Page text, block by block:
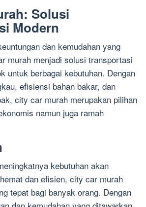
Solusi
Modern
dan kemudahan yang
murah menjadi solusi transportasi
untuk berbagai kebutuhan. Dengan
efisiensi bahan bakar, dan
city car murah merupakan pilihan
namun juga ramah
kebutuhan akan
dan efisien, city car murah
tepat bagi banyak orang. Dengan